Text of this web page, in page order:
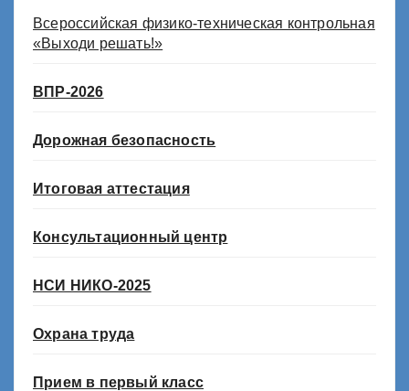
Всероссийская физико-техническая контрольная
«Выходи решать!»
ВПР-2026
Дорожная безопасность
Итоговая аттестация
Консультационный центр
НСИ НИКО-2025
Охрана труда
Прием в первый класс